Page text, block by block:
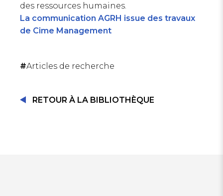
des ressources humaines.
La communication AGRH issue des travaux
de Cime Management
#Articles de recherche
RETOUR À LA BIBLIOTHÈQUE